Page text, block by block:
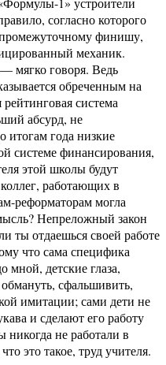
согласно которого
финишу,
механик.
мягко говоря. Ведь
обреченным на
рейтинговая система
абсурд, не
итогам года низкие
системе финансирования,
этой школы будут
работающих в
реформаторам могла
Непреложный закон
ты отдаешься своей работе
что сама специфика
мной, детские глаза,
сфальшивить,
имитации; сами дети не
и сделают его работу
не работали в
это такое, труд учителя.